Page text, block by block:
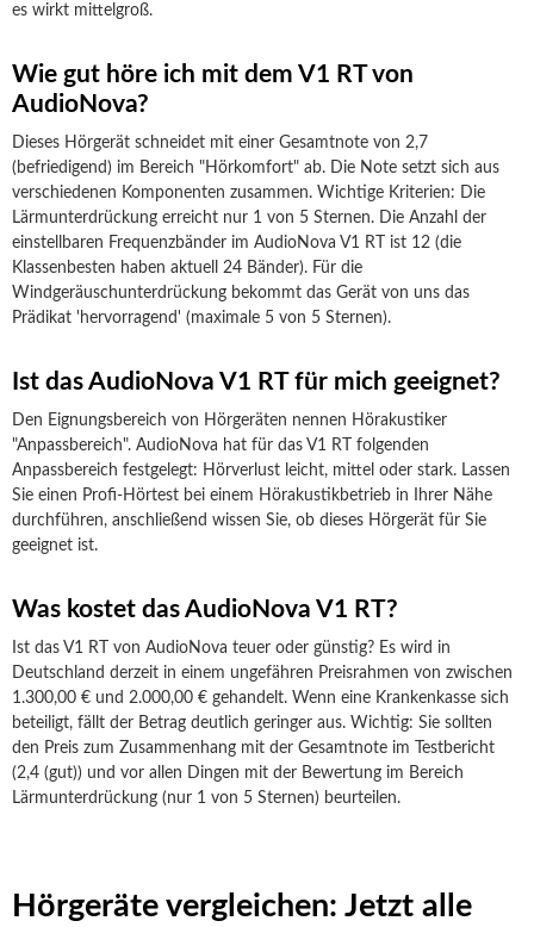
es wirkt mittelgroß.
Wie gut höre ich mit dem V1 RT von
AudioNova?
Dieses Hörgerät schneidet mit einer Gesamtnote von 2,7
(befriedigend) im Bereich "Hörkomfort" ab. Die Note setzt sich aus
verschiedenen Komponenten zusammen. Wichtige Kriterien: Die
Lärmunterdrückung erreicht nur 1 von 5 Sternen. Die Anzahl der
einstellbaren Frequenzbänder im AudioNova V1 RT ist 12 (die
Klassenbesten haben aktuell 24 Bänder). Für die
Windgeräuschunterdrückung bekommt das Gerät von uns das
Prädikat 'hervorragend' (maximale 5 von 5 Sternen).
Ist das AudioNova V1 RT für mich geeignet?
Den Eignungsbereich von Hörgeräten nennen Hörakustiker
"Anpassbereich". AudioNova hat für das V1 RT folgenden
Anpassbereich festgelegt: Hörverlust leicht, mittel oder stark. Lassen
Sie einen Profi-Hörtest bei einem Hörakustikbetrieb in Ihrer Nähe
durchführen, anschließend wissen Sie, ob dieses Hörgerät für Sie
geeignet ist.
Was kostet das AudioNova V1 RT?
Ist das V1 RT von AudioNova teuer oder günstig? Es wird in
Deutschland derzeit in einem ungefähren Preisrahmen von zwischen
1.300,00 € und 2.000,00 € gehandelt. Wenn eine Krankenkasse sich
beteiligt, fällt der Betrag deutlich geringer aus. Wichtig: Sie sollten
den Preis zum Zusammenhang mit der Gesamtnote im Testbericht
(2,4 (gut)) und vor allen Dingen mit der Bewertung im Bereich
Lärmunterdrückung (nur 1 von 5 Sternen) beurteilen.
Hörgeräte vergleichen: Jetzt alle